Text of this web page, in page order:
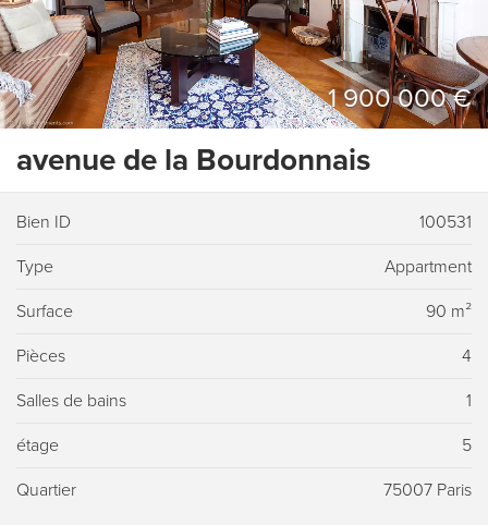
1 900 000 €
avenue de la Bourdonnais
Bien ID 100531
Type Appartment
Surface 90 m²
Pièces 4
Salles de bains 1
étage 5
Quartier 75007 Paris